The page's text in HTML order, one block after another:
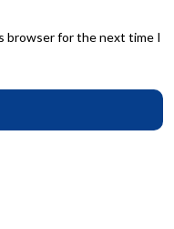
browser for the next time I